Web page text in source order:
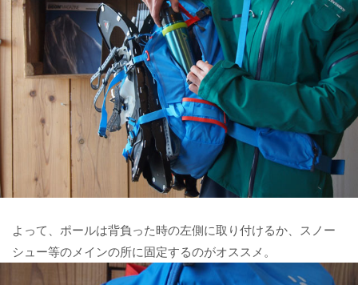
よって、ポールは背負った時の左側に取り付けるか、スノー
シュー等のメインの所に固定するのがオススメ。